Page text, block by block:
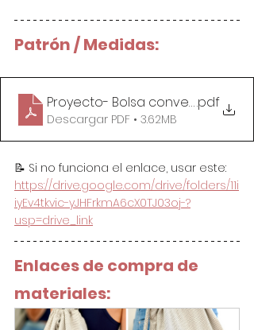
Patrón / Medidas:
Proyecto- Bolsa convertible en
.pdf
Descargar PDF • 3.62MB
📝 Si no funciona el enlace, usar este:
https://drive.google.com/drive/folders/11i
iyEv4tkvic-yJHFrkmA6cX0TJ03oj-?
usp=drive_link
Enlaces de compra de
materiales: